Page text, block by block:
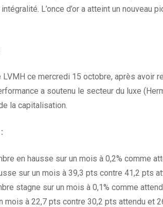
L’once d’or a atteint un
LVMH ce mercredi 15 octobre, après avoir
a soutenu le secteur du luxe
la capitalisation.
en hausse sur un mois à 0,2% comme
sur un mois à 39,3 pts contre 41,2 pts
stagne sur un mois à 0,1% comme
mois à 22,7 pts contre 30,2 pts attendu et